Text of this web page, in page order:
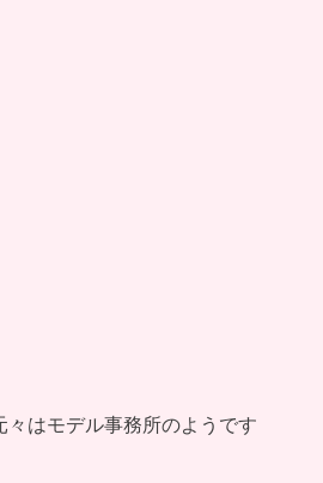
はモデル事務所のようです